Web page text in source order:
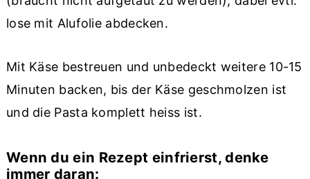
lose mit Alufolie abdecken.
Mit Käse bestreuen und unbedeckt weitere 10-15
Minuten backen, bis der Käse geschmolzen ist
und die Pasta komplett heiss ist.
Wenn du ein Rezept einfrierst, denke
immer daran: